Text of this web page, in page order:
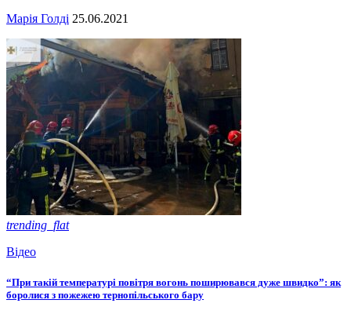
Марія Голді 25.06.2021
trending_flat
Відео
“При такій температурі повітря вогонь поширювався дуже швидко”: як
боролися з пожежею тернопільського бару